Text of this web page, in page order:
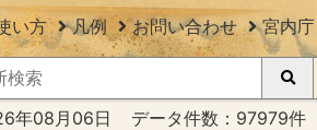
い方 凡例 お問い合わせ 宮内庁
年08月06日 データ件数：97979件